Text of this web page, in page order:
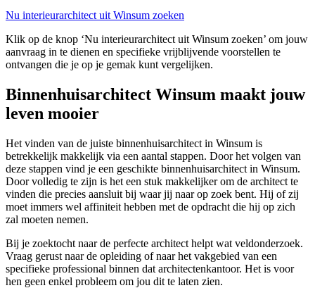
Nu interieurarchitect uit Winsum zoeken
Klik op de knop ‘Nu interieurarchitect uit Winsum zoeken’ om jouw
aanvraag in te dienen en specifieke vrijblijvende voorstellen te
ontvangen die je op je gemak kunt vergelijken.
Binnenhuisarchitect Winsum maakt jouw
leven mooier
Het vinden van de juiste binnenhuisarchitect in Winsum is
betrekkelijk makkelijk via een aantal stappen. Door het volgen van
deze stappen vind je een geschikte binnenhuisarchitect in Winsum.
Door volledig te zijn is het een stuk makkelijker om de architect te
vinden die precies aansluit bij waar jij naar op zoek bent. Hij of zij
moet immers wel affiniteit hebben met de opdracht die hij op zich
zal moeten nemen.
Bij je zoektocht naar de perfecte architect helpt wat veldonderzoek.
Vraag gerust naar de opleiding of naar het vakgebied van een
specifieke professional binnen dat architectenkantoor. Het is voor
hen geen enkel probleem om jou dit te laten zien.